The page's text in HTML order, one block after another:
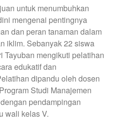
untuk menumbuhkan
mengenai pentingnya
dan peran tanaman dalam
iklim. Sebanyak 22 siswa
Tayuban mengikuti pelatihan
edukatif dan
dipandu oleh dosen
Studi Manajemen
pendampingan
wali kelas V.